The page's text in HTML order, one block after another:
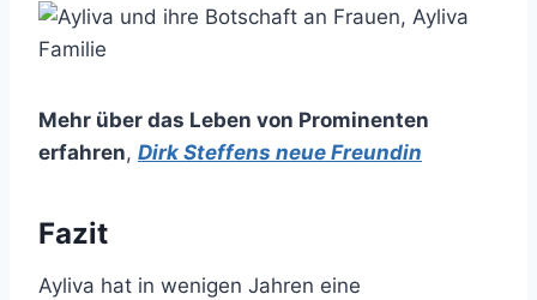
Mehr über das Leben von Prominenten
erfahren, Dirk Steffens neue Freundin
Fazit
Ayliva hat in wenigen Jahren eine